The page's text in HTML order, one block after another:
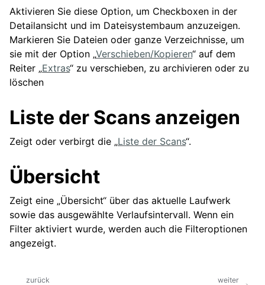
Aktivieren Sie diese Option, um Checkboxen in der
Detailansicht und im Dateisystembaum anzuzeigen.
Markieren Sie Dateien oder ganze Verzeichnisse, um
sie mit der Option „Verschieben/Kopieren“ auf dem
Reiter „Extras“ zu verschieben, zu archivieren oder zu
löschen
Liste der Scans anzeigen
Zeigt oder verbirgt die „Liste der Scans“.
Übersicht
Zeigt eine „Übersicht“ über das aktuelle Laufwerk
sowie das ausgewählte Verlaufsintervall. Wenn ein
Filter aktiviert wurde, werden auch die Filteroptionen
angezeigt.
weiter
zurück